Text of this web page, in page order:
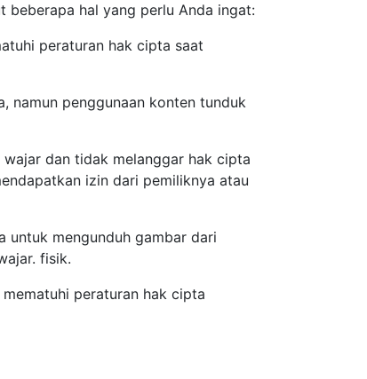
beberapa hal yang perlu Anda ingat:
peraturan hak cipta saat
namun penggunaan konten tunduk
dan tidak melanggar hak cipta
izin dari pemiliknya atau
untuk mengunduh gambar dari
fisik.
peraturan hak cipta